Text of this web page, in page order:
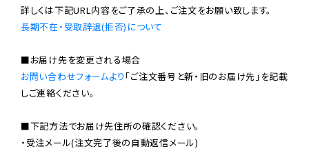
長期不在・受取辞退(拒否)について
お問い合わせフォームより 「ご注文番号と新・旧のお届け先」を記載
しご連絡ください。
■下記方法でお届け先住所の確認ください。
・受注メール(注文完了後の自動返信メール)